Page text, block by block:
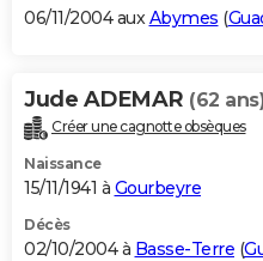
06/11/2004 auxAbymes (
Jude ADEMAR (62
Créer une cagnotte obsèques
Naissance
15/11/1941 à Gourbeyre
Décès
02/10/2004 à Basse-Terre (